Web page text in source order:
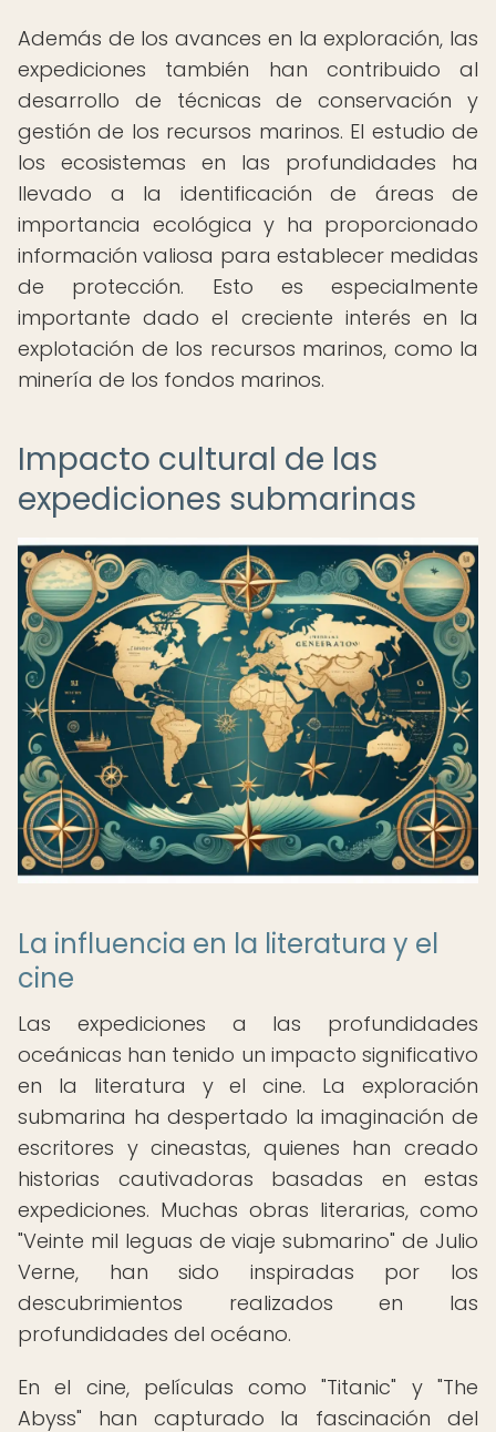
Además de los avances en la exploración, las
expediciones también han contribuido al
desarrollo de técnicas de conservación y
gestión de los recursos marinos. El estudio de
los ecosistemas en las profundidades ha
llevado a la identificación de áreas de
importancia ecológica y ha proporcionado
información valiosa para establecer medidas
de protección. Esto es especialmente
importante dado el creciente interés en la
explotación de los recursos marinos, como la
minería de los fondos marinos.
Impacto cultural de las
expediciones submarinas
La influencia en la literatura y el
cine
Las expediciones a las profundidades
oceánicas han tenido un impacto significativo
en la literatura y el cine. La exploración
submarina ha despertado la imaginación de
escritores y cineastas, quienes han creado
historias cautivadoras basadas en estas
expediciones. Muchas obras literarias, como
"Veinte mil leguas de viaje submarino" de Julio
Verne, han sido inspiradas por los
descubrimientos realizados en las
profundidades del océano.
En el cine, películas como "Titanic" y "The
Abyss" han capturado la fascinación del